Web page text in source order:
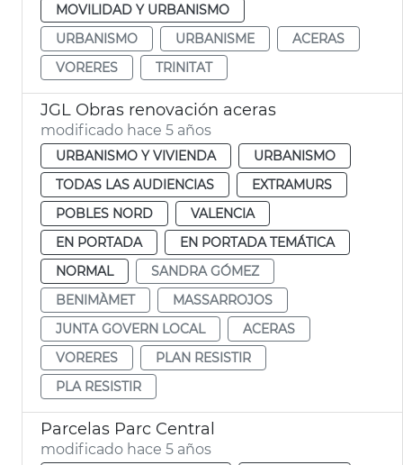
MOVILIDAD Y URBANISMO
URBANISMO
URBANISME
ACERAS
VORERES
TRINITAT
JGL Obras renovación aceras
modificado hace 5 años
URBANISMO Y VIVIENDA
URBANISMO
TODAS LAS AUDIENCIAS
EXTRAMURS
POBLES NORD
VALENCIA
EN PORTADA
EN PORTADA TEMÁTICA
NORMAL
SANDRA GÓMEZ
BENIMÀMET
MASSARROJOS
JUNTA GOVERN LOCAL
ACERAS
VORERES
PLAN RESISTIR
PLA RESISTIR
Parcelas Parc Central
modificado hace 5 años